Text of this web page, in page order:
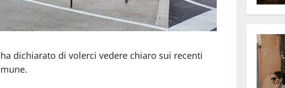
dichiarato di volerci vedere chiaro sui recenti